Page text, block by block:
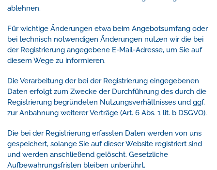
ablehnen.
Für wichtige Änderungen etwa beim Angebotsumfang oder
bei technisch notwendigen Änderungen nutzen wir die bei
der Registrierung angegebene E-Mail-Adresse, um Sie auf
diesem Wege zu informieren.
Die Verarbeitung der bei der Registrierung eingegebenen
Daten erfolgt zum Zwecke der Durchführung des durch die
Registrierung begründeten Nutzungsverhältnisses und ggf.
zur Anbahnung weiterer Verträge (Art. 6 Abs. 1 lit. b DSGVO).
Die bei der Registrierung erfassten Daten werden von uns
gespeichert, solange Sie auf dieser Website registriert sind
und werden anschließend gelöscht. Gesetzliche
Aufbewahrungsfristen bleiben unberührt.